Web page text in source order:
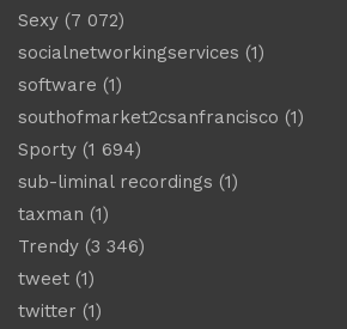
Sexy (7 072)
socialnetworkingservices (1)
software (1)
southofmarket2csanfrancisco (1)
Sporty (1 694)
sub-liminal recordings (1)
taxman (1)
Trendy (3 346)
tweet (1)
twitter (1)